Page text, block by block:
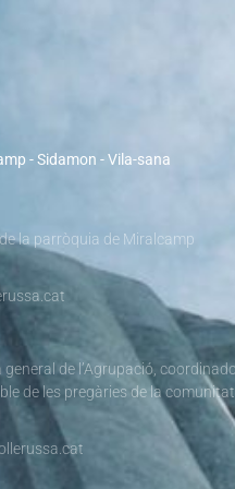
- Sidamon - Vila-sana
la parròquia de Miralcamp
de l’Agrupació,
de les pregàries de la comunitat